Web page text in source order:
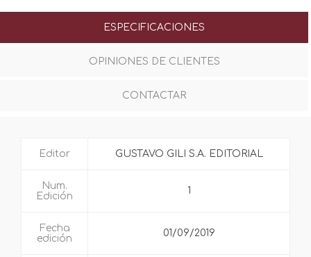
ESPECIFICACIONES
OPINIONES DE CLIENTES
CONTACTAR
Editor GUSTAVO GILI S.A. EDITORIAL
Num.
Edición
1
Fecha
edición
01/09/2019